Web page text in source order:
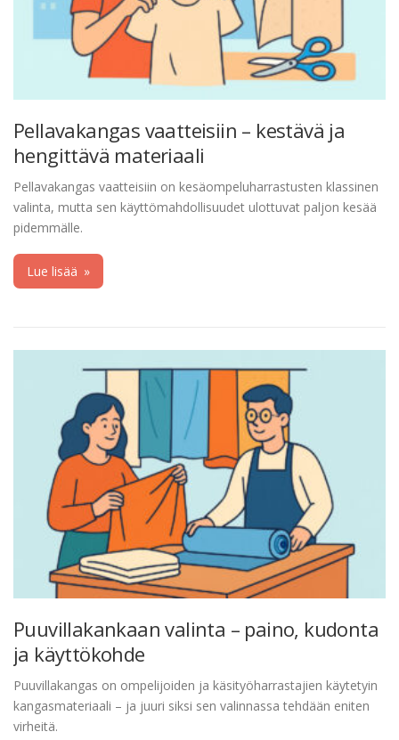
Pellavakangas vaatteisiin – kestävä ja
hengittävä materiaali
Pellavakangas vaatteisiin on kesäompeluharrastusten klassinen
valinta, mutta sen käyttömahdollisuudet ulottuvat paljon kesää
pidemmälle.
Lue lisää »
Puuvillakankaan valinta – paino, kudonta
ja käyttökohde
Puuvillakangas on ompelijoiden ja käsityöharrastajien käytetyin
kangasmateriaali – ja juuri siksi sen valinnassa tehdään eniten
virheitä.